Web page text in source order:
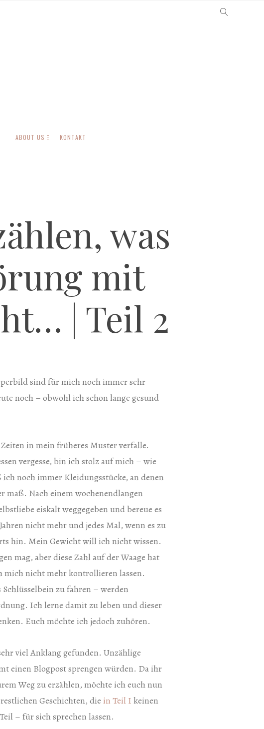
ABOUT US KONTAKT
was
mit
| Teil 2
sind für mich noch immer sehr
noch – obwohl ich schon lange gesund
in mein früheres Muster verfalle.
vergesse, bin ich stolz auf mich – wie
noch immer Kleidungsstücke, an denen
maß. Nach einem wochenendlangen
eiskalt weggegeben und bereue es
nicht mehr und jedes Mal, wenn es zu
hin. Mein Gewicht will ich nicht wissen.
mag, aber diese Zahl auf der Waage hat
nicht mehr kontrollieren lassen.
zu fahren – werden
Ich lerne damit zu leben und dieser
Euch möchte ich jedoch zuhören.
viel Anklang gefunden. Unzählige
einen Blogpost sprengen würden. Da ihr
Weg zu erzählen, möchte ich euch nun
Geschichten, die in Teil I keinen
– für sich sprechen lassen.